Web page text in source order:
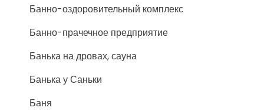
Банно-оздоровительный комплекс
Банно-прачечное предприятие
Банька на дровах, сауна
Банька у Саньки
Баня